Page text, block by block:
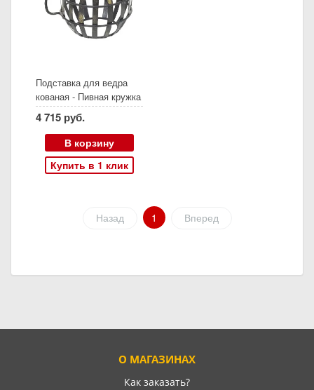
Подставка для ведра
кованая - Пивная кружка
4 715 руб.
В корзину
Купить в 1 клик
Назад 1 Вперед
О МАГАЗИНАХ
Как заказать?